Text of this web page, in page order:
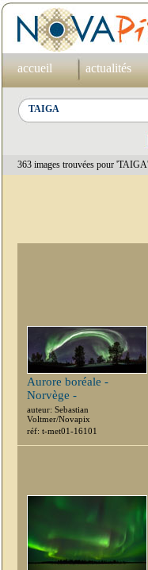
accueil actualités
363 images trouvées pour
Aurore boréale -
Norvège -
auteur: Sebastian
Voltmer/Novapix
réf: t-met01-16101